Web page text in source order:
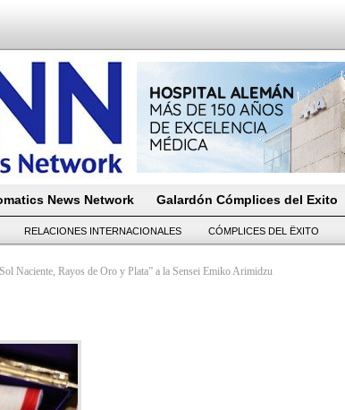
News Network Galardón Cómplices del Exito
RELACIONES INTERNACIONALES CÓMPLICES DEL ËXITO
Naciente, Rayos de Oro y Plata” a la Sensei Emiko Arimidzu